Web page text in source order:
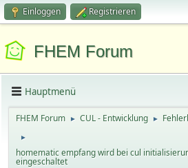
Einloggen Registrieren
FHEM Forum
Hauptmenü
FHEM Forum ► CUL - Entwicklung ►
►
homematic empfang wird bei cul
eingeschaltet